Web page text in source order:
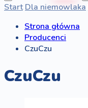
Start Dla niemowlaka
Strona główna
Producenci
CzuCzu
CzuCzu